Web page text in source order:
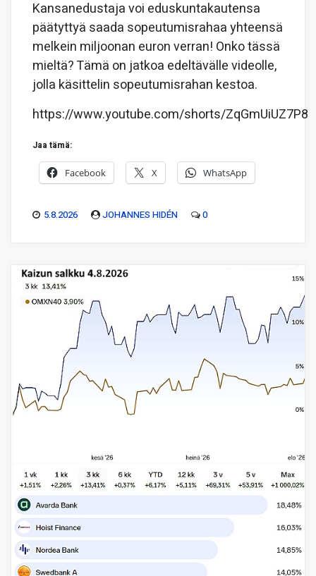
Kansanedustaja voi eduskuntakautensa
päätyttyä saada sopeutumisrahaa yhteensä
melkein miljoonan euron verran! Onko tässä
mieltä? Tämä on jatkoa edeltävälle videolle,
jolla käsittelin sopeutumisrahan kestoa.
https://www.youtube.com/shorts/ZqGmUiUZ7P8
Jaa tämä:
Facebook X WhatsApp
5.8.2026 JOHANNES HIDÉN 0